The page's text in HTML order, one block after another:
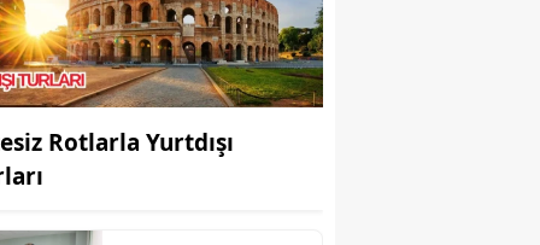
Bilecik
Bingöl
Rotlarla Yurtdışı